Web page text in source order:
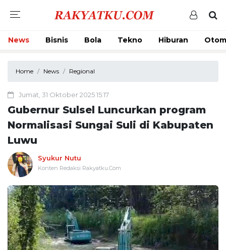
News Bisnis Bola Tekno Hiburan
Home News Regional
Jumat, 31 Oktober 2025 15:17
Gubernur Sulsel Luncurkan program
Normalisasi Sungai Suli di Kabupaten
Luwu
Syukur Nutu
Konten Redaksi Rakyatku.Com